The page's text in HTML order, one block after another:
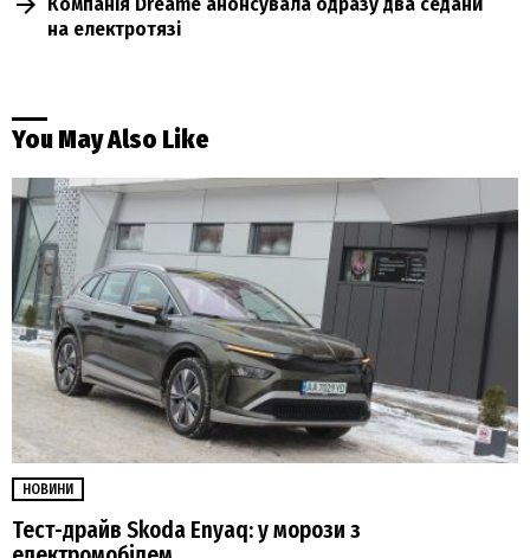
на електротязі
You May Also Like
НОВИНИ
Тест-драйв Skoda Enyaq: у морози з